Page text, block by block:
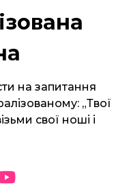
на запитання
„Твої
свої ноші і